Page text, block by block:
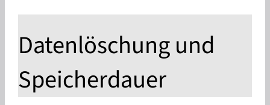
Datenlöschung und
Speicherdauer